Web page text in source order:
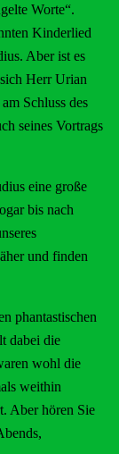
Worte“.
Kinderlied
Aber ist es
Herr Urian
Schluss des
seines Vortrags
eine große
bis nach
und finden
phantastischen
dabei die
wohl die
weithin
Aber hören Sie